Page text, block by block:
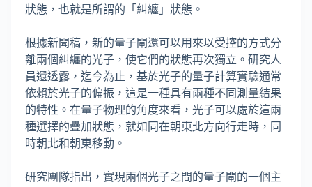
狀態，也就是所謂的「糾纏」狀態。
根據新聞稿，新的量子閘還可以用來以受控的方式分
離兩個糾纏的光子，使它們的狀態再次獨立。研究人
員還透露，迄今為止，基於光子的量子計算實驗通常
依賴於光子的偏振，這是一種具有兩種不同測量結果
的特性。在量子物理的角度來看，光子可以處於這兩
種選擇的疊加狀態，就如同在朝東北方向行走時，同
時朝北和朝東移動。
研究團隊指出，實現兩個光子之間的量子閘的一個主